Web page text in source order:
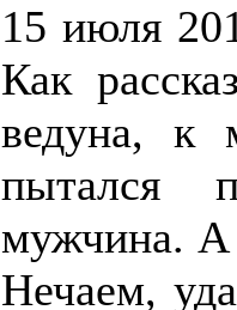
15 июля
Как
ведуна, к
пытался
мужчина. А
Нечаем,